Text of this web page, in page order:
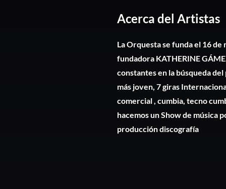
Acerca del Artistas
La Orquesta se funda el 16
fundadora KATHERINE
constantes en la búsqueda
más joven, 7 giras
comercial , cumbia, tecno
hacemos un Show de música
producción discografía